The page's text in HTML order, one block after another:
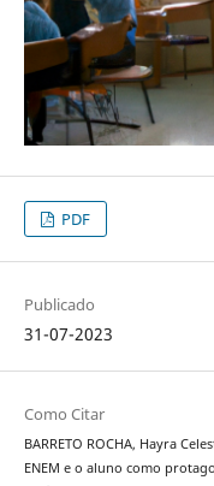
PDF
Publicado
31-07-2023
Como Citar
BARRETO ROCHA, Hayra
ENEM e o aluno como